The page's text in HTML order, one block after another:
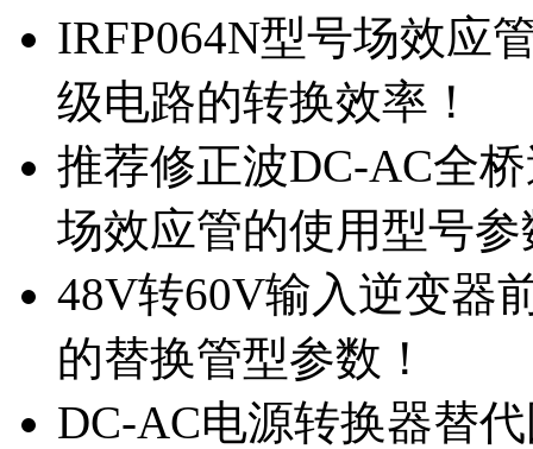
IRFP064N型号场效应
级电路的转换效率！
推荐修正波DC-AC全
场效应管的使用型号参
48V转60V输入逆变器
的替换管型参数！
DC-AC电源转换器替